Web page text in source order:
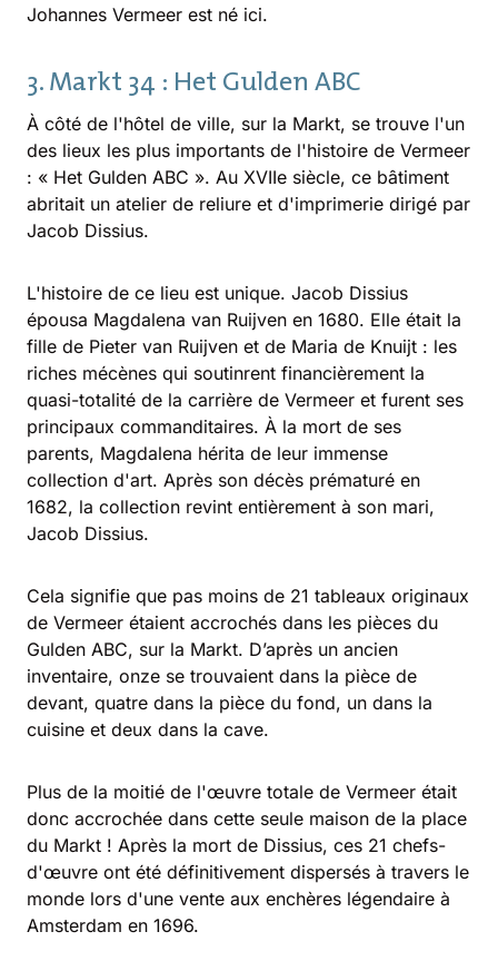
Johannes Vermeer est né ici.
3. Markt 34 : Het Gulden ABC
À côté de l'hôtel de ville, sur la Markt, se trouve l'un
des lieux les plus importants de l'histoire de Vermeer
: « Het Gulden ABC ». Au XVIIe siècle, ce bâtiment
abritait un atelier de reliure et d'imprimerie dirigé par
Jacob Dissius.
L'histoire de ce lieu est unique. Jacob Dissius
épousa Magdalena van Ruijven en 1680. Elle était la
fille de Pieter van Ruijven et de Maria de Knuijt : les
riches mécènes qui soutinrent financièrement la
quasi-totalité de la carrière de Vermeer et furent ses
principaux commanditaires. À la mort de ses
parents, Magdalena hérita de leur immense
collection d'art. Après son décès prématuré en
1682, la collection revint entièrement à son mari,
Jacob Dissius.
Cela signifie que pas moins de 21 tableaux originaux
de Vermeer étaient accrochés dans les pièces du
Gulden ABC, sur la Markt. D’après un ancien
inventaire, onze se trouvaient dans la pièce de
devant, quatre dans la pièce du fond, un dans la
cuisine et deux dans la cave.
Plus de la moitié de l'œuvre totale de Vermeer était
donc accrochée dans cette seule maison de la place
du Markt ! Après la mort de Dissius, ces 21 chefs-
d'œuvre ont été définitivement dispersés à travers le
monde lors d'une vente aux enchères légendaire à
Amsterdam en 1696.